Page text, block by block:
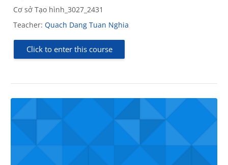
Cơ sở Tạo hình_3027_2431
Teacher: Quach Dang Tuan Nghia
Click to enter this course